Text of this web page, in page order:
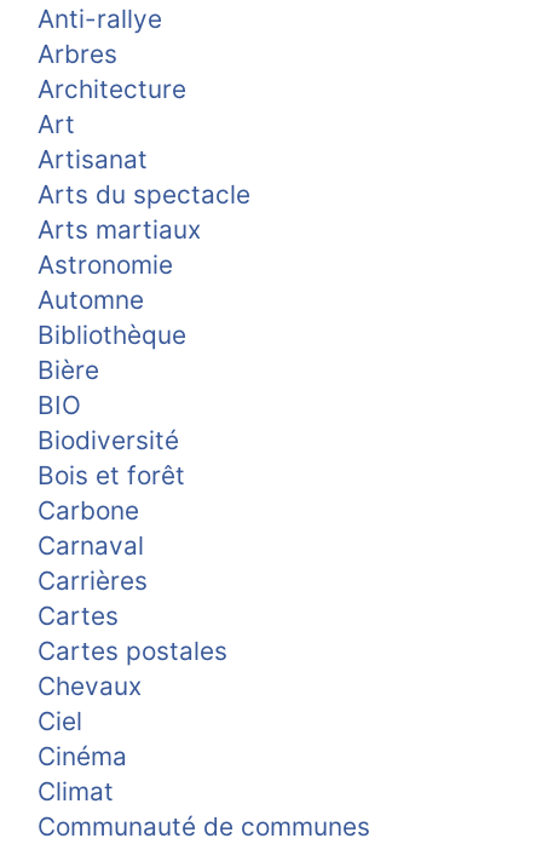
Anti-rallye
Arbres
Architecture
Art
Artisanat
Arts du spectacle
Arts martiaux
Astronomie
Automne
Bibliothèque
Bière
BIO
Biodiversité
Bois et forêt
Carbone
Carnaval
Carrières
Cartes
Cartes postales
Chevaux
Ciel
Cinéma
Climat
Communauté de communes